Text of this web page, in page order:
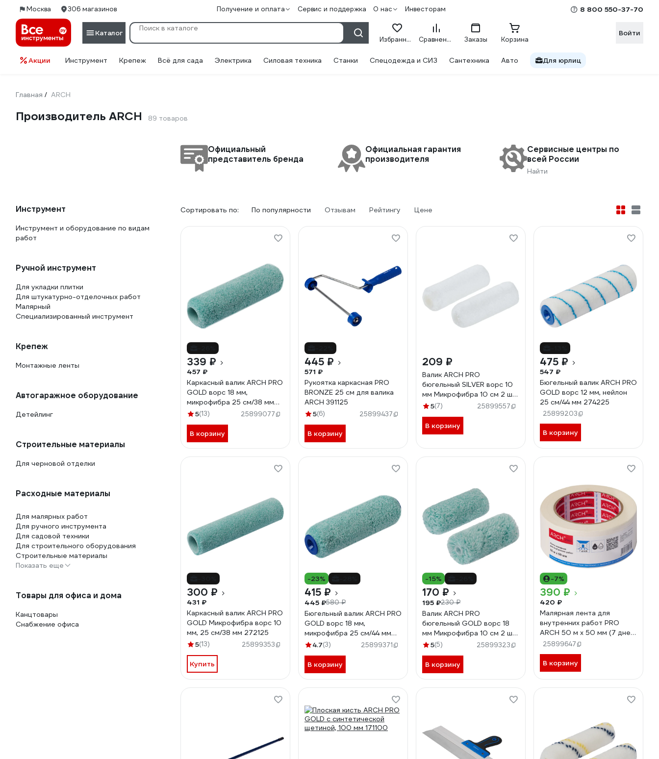
Москва 306 магазинов Получение и оплата Сервис и поддержка О нас Инвесторам 8 800 550-37-70
Каталог
Избранное Сравнение Заказы Корзина
Войти
Акции Инструмент Крепеж Всё для сада Электрика Силовая техника Станки Спецодежда и СИЗ Сантехника Авто Для юрлиц
Главная / ARCH
Производитель ARCH 89 товаров
Официальный
представитель бренда
Официальная гарантия
производителя
Сервисные центры по
всей России
Найти
Инструмент
Инструмент и оборудование по видам
работ
Ручной инструмент
Для укладки плитки
Для штукатурно-отделочных работ
Малярный
Специализированный инструмент
Крепеж
Монтажные ленты
Автогаражное оборудование
Детейлинг
Строительные материалы
Для черновой отделки
Расходные материалы
Для малярных работ
Для ручного инструмента
Для садовой техники
Для строительного оборудования
Строительные материалы
Показать еще
Товары для офиса и дома
Канцтовары
Снабжение офиса
Сортировать по: По популярности Отзывам Рейтингу Цене
339 ₽
457 ₽
Каркасный валик ARCH PRO
GOLD ворс 18 мм,
микрофибра 25 см/38 мм
275125
5(13) 25899077
В корзину
445 ₽
571 ₽
Рукоятка каркасная PRO
BRONZE 25 см для валика
ARCH 391125
5(6) 25899437
В корзину
209 ₽
Валик ARCH PRO
бюгельный SILVER ворс 10
мм Микрофибра 10 см 2 шт.
в упаковке 281210
5(7) 25899557
В корзину
475 ₽
547 ₽
Бюгельный валик ARCH PRO
GOLD ворс 12 мм, нейлон
25 см/44 мм 274225
25899203
В корзину
300 ₽
431 ₽
Каркасный валик ARCH PRO
GOLD Микрофибра ворс 10
мм, 25 см/38 мм 272125
5(13) 25899353
Купить
-23%
415 ₽
445 ₽580 ₽
Бюгельный валик ARCH PRO
GOLD ворс 18 мм,
микрофибра 25 см/44 мм
275225
4.7(3) 25899371
В корзину
-15%
170 ₽
195 ₽230 ₽
Валик ARCH PRO
бюгельный GOLD ворс 18
мм Микрофибра 10 см 2 шт.
в упаковке 275210
5(5) 25899323
В корзину
-7%
390 ₽
420 ₽
Малярная лента для
внутренних работ PRO
ARCH 50 м х 50 мм (7 дней)
691050
25899647
В корзину